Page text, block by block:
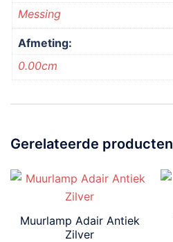
Messing
Afmeting:
0.00cm
Gerelateerde producten
Muurlamp Adair Antiek
Zilver